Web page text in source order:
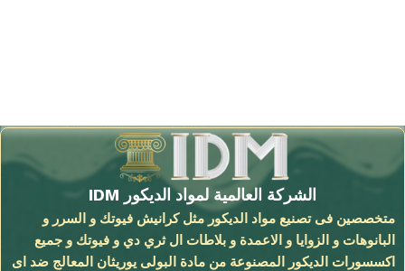
الشركة العالمية لمواد الديكور IDM
متخصصين فى تصنيع مواد الديكور مثل كرانيش فيوتك و السرر و
البانوهات و الزوايا و الاعمدة و بلاطات ال ثري دي و فيوتك و جميع
اكسسورات الديكور المصنوعة من مادة البولى يوريثان المعالج ضد اى